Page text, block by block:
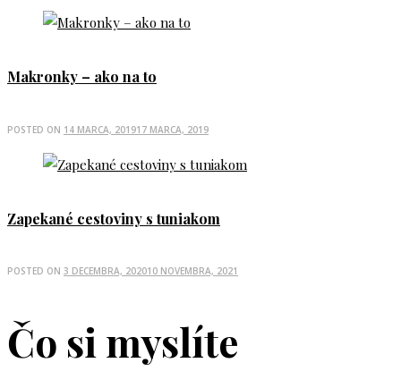
Makronky – ako na to
POSTED ON 14 MARCA, 201917 MARCA, 2019
Zapekané cestoviny s tuniakom
POSTED ON 3 DECEMBRA, 202010 NOVEMBRA, 2021
Čo si myslíte